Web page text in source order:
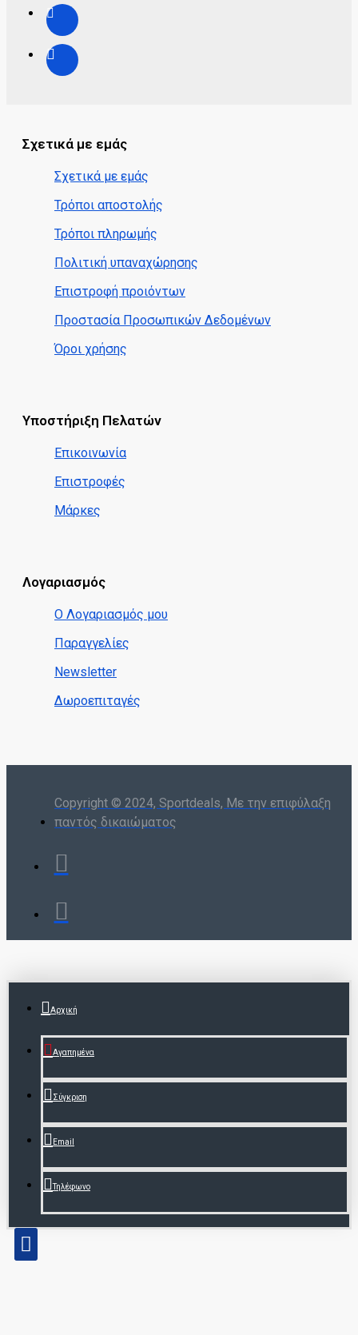
Σχετικά με εμάς
Σχετικά με εμάς
Τρόποι αποστολής
Τρόποι πληρωμής
Πολιτική υπαναχώρησης
Επιστροφή προιόντων
Προστασία Προσωπικών Δεδομένων
Όροι χρήσης
Υποστήριξη Πελατών
Επικοινωνία
Επιστροφές
Μάρκες
Λογαριασμός
Ο Λογαριασμός μου
Παραγγελίες
Newsletter
Δωροεπιταγές
Copyright © 2024, Sportdeals, Με την επιφύλαξη
παντός δικαιώματος
Αρχική
Αγαπημένα
Σύγκριση
Email
Τηλέφωνο